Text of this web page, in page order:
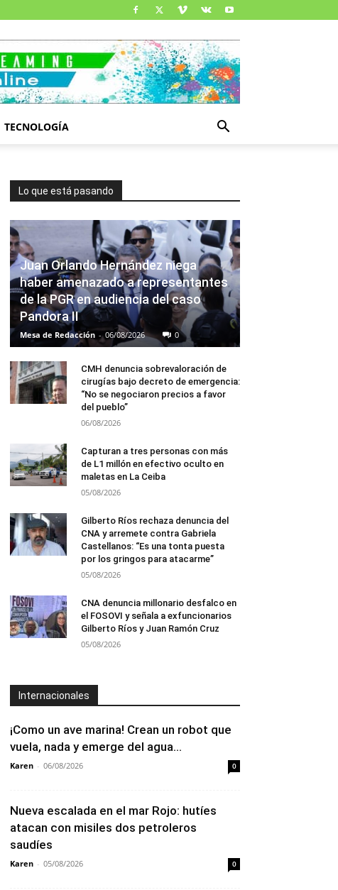
TECNOLOGÍA
Lo que está pasando
Juan Orlando Hernández niega
haber amenazado a representantes
de la PGR en audiencia del caso
Pandora II
Mesa de Redacción - 06/08/2026 0
CMH denuncia sobrevaloración de
cirugías bajo decreto de emergencia:
“No se negociaron precios a favor
del pueblo”
06/08/2026
Capturan a tres personas con más
de L1 millón en efectivo oculto en
maletas en La Ceiba
05/08/2026
Gilberto Ríos rechaza denuncia del
CNA y arremete contra Gabriela
Castellanos: “Es una tonta puesta
por los gringos para atacarme”
05/08/2026
CNA denuncia millonario desfalco en
el FOSOVI y señala a exfuncionarios
Gilberto Ríos y Juan Ramón Cruz
05/08/2026
Internacionales
¡Como un ave marina! Crean un robot que
vuela, nada y emerge del agua...
Karen - 06/08/2026 0
Nueva escalada en el mar Rojo: hutíes
atacan con misiles dos petroleros
saudíes
Karen - 05/08/2026 0